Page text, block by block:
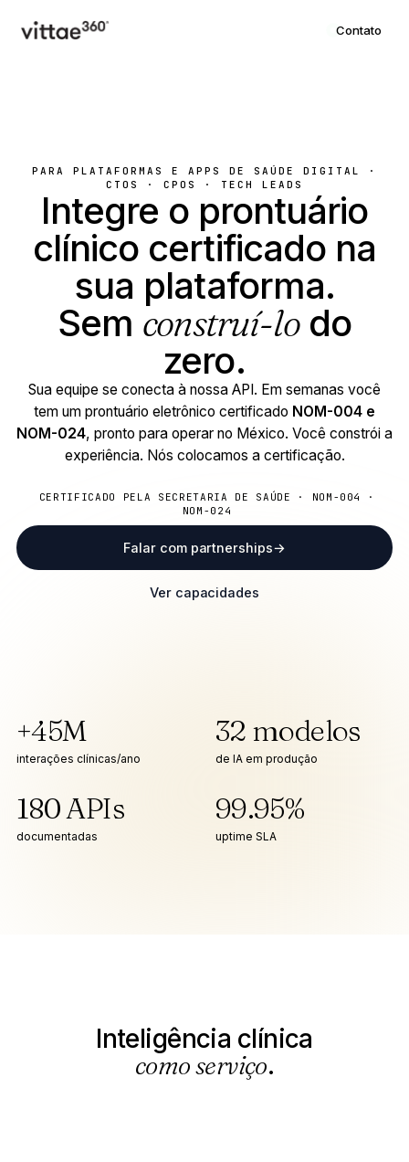
Contato
PARA PLATAFORMAS E APPS DE SAÚDE DIGITAL ·
CTOS · CPOS · TECH LEADS
Integre o prontuário
clínico certificado na
sua plataforma.
Sem construí-lodo
zero.
Sua equipe se conecta à nossa API. Em semanas você
tem um prontuário eletrônico certificado NOM-004 e
NOM-024, pronto para operar no México. Você constrói a
experiência. Nós colocamos a certificação.
CERTIFICADO PELA SECRETARIA DE SAÚDE · NOM-004 ·
NOM-024
Falar com partnerships→
Ver capacidades
+45M
interações clínicas/ano
32 modelos
de IA em produção
180 APIs
documentadas
99.95%
uptime SLA
Inteligência clínica
como serviço.